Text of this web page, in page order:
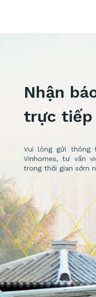
Nhận
trực tiếp
Vui lòng gửi thông
Vinhomes, tư vấn
trong thời gian sớm